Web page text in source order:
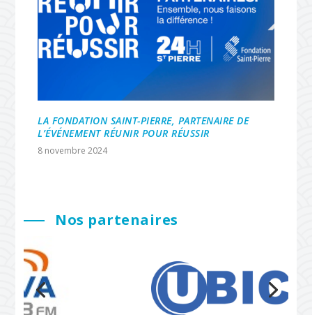
LA FONDATION SAINT-PIERRE, PARTENAIRE DE
L’ÉVÉNEMENT RÉUNIR POUR RÉUSSIR
8 novembre 2024
Nos partenaires